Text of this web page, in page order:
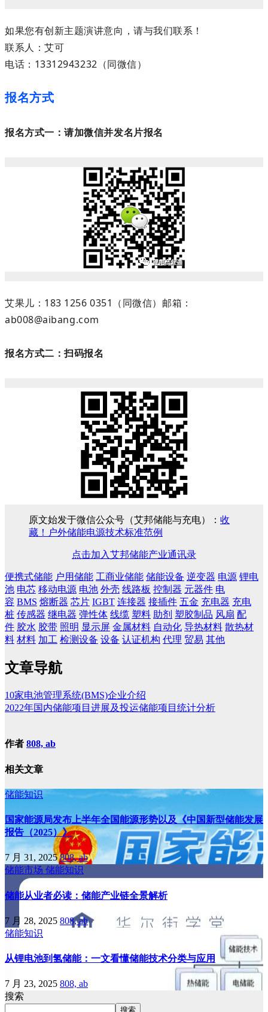
如果您有创新主题演讲意向，请与我们联系！
联系人：艾可
电话：13312943232（同微信）
报名方式
报名方式一：请加微信并发名片报名
艾果儿：183 1256 0351（同微信）邮箱：
ab008@aibang.com
报名方式二：扫码报名
原文始发于微信公众号（艾邦储能与充电）： 收
藏！户外储能电源技术标准范例
点击加入艾邦储能产业通讯录
便携式储能 户用储能 工商业储能 储能设备 逆变器 电源 锂电
池 电芯 移动电源 电池 外壳 线路板 控制器 元器件 电
容 BMS 熔断器 芯片 IGBT 连接器 接插件 五金 充电器 充电
桩 传感器 继电器 弹性体 线缆 塑料 助剂 塑胶制品 风扇 配
件 胶水 胶带 照明 显示屏 金属材料 自动化 导热材料 散热材
料 材料 加工 检测设备 设备 认证机构 代理 贸易 其他
文章导航
10家电池管理系统(BMS)企业介绍
2022年国内储能项目进展及投运储能项目统计分析
作者 808, ab
相关文章
储能知识
国家能源局发布上半年全国能源形势以及《中国新型储能发展
报告（2025）》
7 月 31, 2025808, ab
储能市场 储能知识
储能从业者必读：储能产业链全景解析
7 月 28, 2025 808, ab
储能知识
从锂电池到氢储能：一文看懂储能技术分类与应用
7 月 23, 2025 808, ab
搜索
搜索